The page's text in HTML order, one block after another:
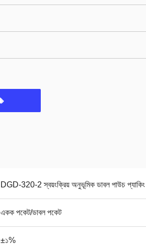
DGD-320-2 স্বয়ংক্রিয় অনুভূমিক ডাবল পাউচ প্যাকিং
একক পকেট/ডাবল পকেট
±১%